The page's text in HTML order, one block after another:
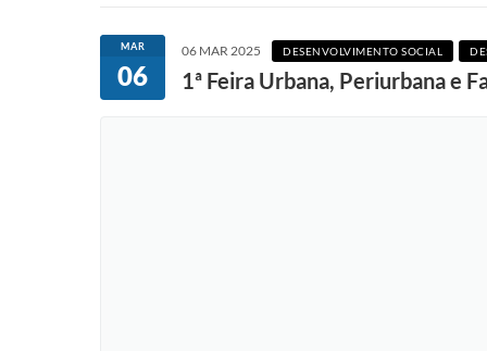
MAR
06
06 MAR 2025 DESENVOLVIMENTO SOCIAL
1ª Feira Urbana, Periurbana e